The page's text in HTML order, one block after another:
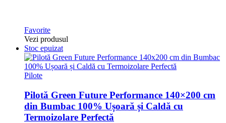
Favorite
Vezi produsul
Stoc epuizat
Pilote
Pilotă Green Future Performance 140×200 cm
din Bumbac 100% Ușoară și Caldă cu
Termoizolare Perfectă